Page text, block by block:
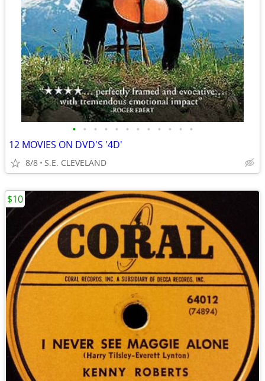
• • • • • • • • • • • •
12 MOVIES ON DVD'S '4D'
8/8 S.E. CLEVELAND
$10